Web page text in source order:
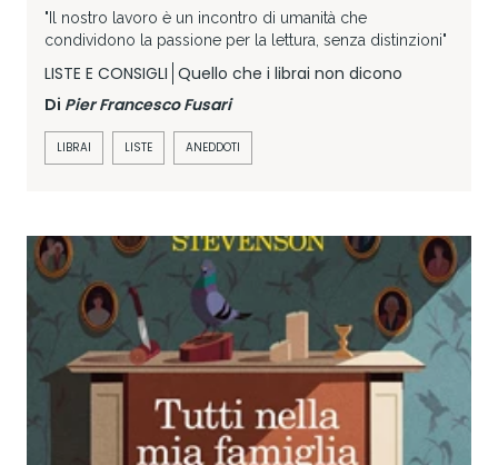
"Il nostro lavoro è un incontro di umanità che
condividono la passione per la lettura, senza distinzioni"
LISTE E CONSIGLI Quello che i librai non dicono
Di Pier Francesco Fusari
LIBRAI LISTE ANEDDOTI